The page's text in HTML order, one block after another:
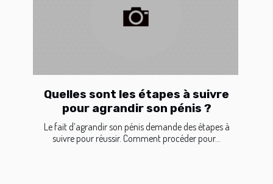
Quelles sont les étapes à suivre
pour agrandir son pénis ?
Le fait d’agrandir son pénis demande des étapes à
suivre pour réussir. Comment procéder pour...